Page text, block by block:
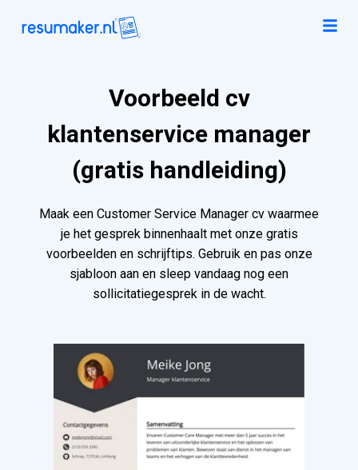
Voorbeeld cv
klantenservice manager
(gratis handleiding)
Maak een Customer Service Manager cv waarmee
je het gesprek binnenhaalt met onze gratis
voorbeelden en schrijftips. Gebruik en pas onze
sjabloon aan en sleep vandaag nog een
sollicitatiegesprek in de wacht.